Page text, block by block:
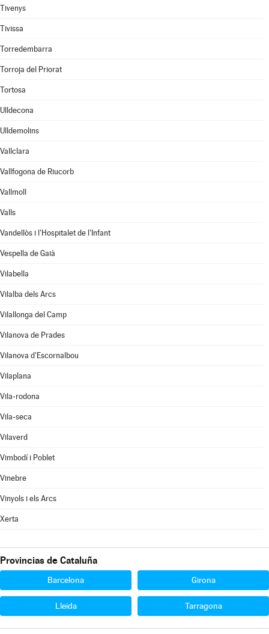
Tivenys
Tivissa
Torredembarra
Torroja del Priorat
Tortosa
Ulldecona
Ulldemolins
Vallclara
Vallfogona de Riucorb
Vallmoll
Valls
Vandellòs i l'Hospitalet de l'Infant
Vespella de Gaià
Vilabella
Vilalba dels Arcs
Vilallonga del Camp
Vilanova de Prades
Vilanova d'Escornalbou
Vilaplana
Vila-rodona
Vila-seca
Vilaverd
Vimbodí i Poblet
Vinebre
Vinyols i els Arcs
Xerta
Provincias de Cataluña
Barcelona Girona
Lleida Tarragona